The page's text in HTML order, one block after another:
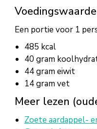
Voedingswaarde
Een portie voor 1
485 kcal
40 gram
44 gram eiwit
14 gram vet
Meer lezen
Zoete aardappel-